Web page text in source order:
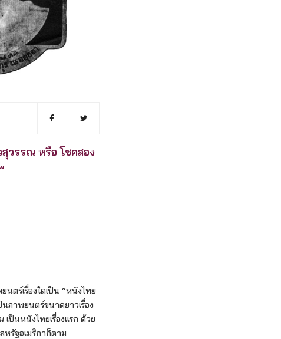
สุวรรณ หรือ โชคสอง
ตร์เรื่องใดเป็น “หนังไทย
นภาพยนตร์ขนาดยาวเรื่อง
เป็นหนังไทยเรื่องแรก ด้วย
หรัฐอเมริกาก็ตาม